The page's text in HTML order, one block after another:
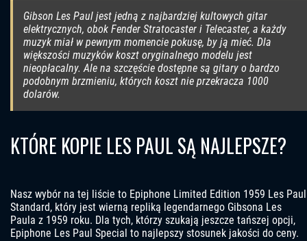
Gibson Les Paul jest jedną z najbardziej kultowych gitar
elektrycznych, obok Fender Stratocaster i Telecaster, a każdy
muzyk miał w pewnym momencie pokusę, by ją mieć. Dla
większości muzyków koszt oryginalnego modelu jest
nieopłacalny. Ale na szczęście dostępne są gitary o bardzo
podobnym brzmieniu, których koszt nie przekracza 1000
dolarów.
KTÓRE KOPIE LES PAUL SĄ NAJLEPSZE?
Nasz wybór na tej liście to Epiphone Limited Edition 1959 Les Paul
Standard, który jest wierną repliką legendarnego Gibsona Les
Paula z 1959 roku. Dla tych, którzy szukają jeszcze tańszej opcji,
Epiphone Les Paul Special to najlepszy stosunek jakości do ceny.